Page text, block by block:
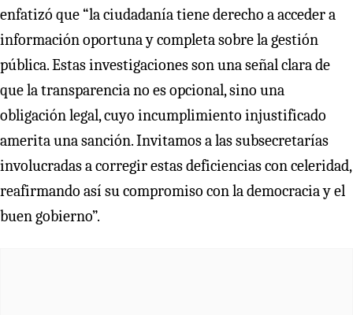
enfatizó que “la ciudadanía tiene derecho a acceder a
información oportuna y completa sobre la gestión
pública. Estas investigaciones son una señal clara de
que la transparencia no es opcional, sino una
obligación legal, cuyo incumplimiento injustificado
amerita una sanción. Invitamos a las subsecretarías
involucradas a corregir estas deficiencias con celeridad,
reafirmando así su compromiso con la democracia y el
buen gobierno”.